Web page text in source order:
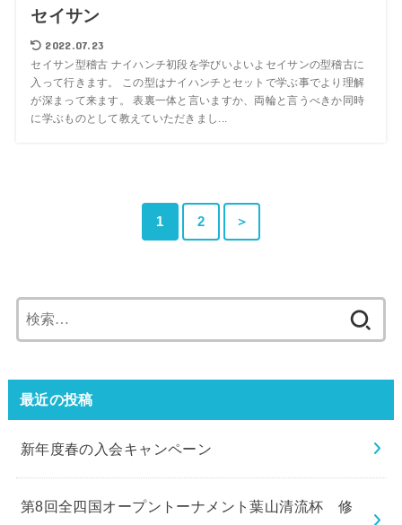
セイサン
2022.07.23
セイサン型稽古 ナイハンチ初段を学びいよいよセイサンの型稽古に
入って行きます。 この型はナイハンチとセットで学ぶ事でより理解
が深まって来ます。 表裏一体と言いますか、両輪と言うべきか同時
に学ぶものとして教えていただきまし...
1 2 ＞
索:
最近の投稿
新年度春の入会キャンペーン
第8回全四国オープントーナメント葉山清流杯 修